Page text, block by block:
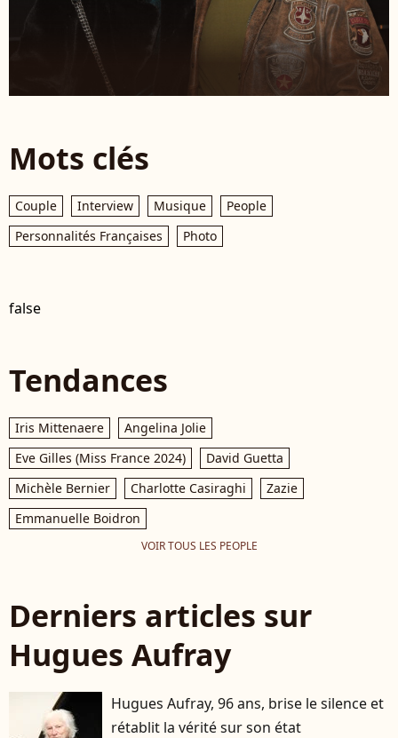
Mots clés
Couple Interview Musique
People
Personnalités Françaises
Photo
false
Tendances
Iris Mittenaere
Angelina Jolie
Eve Gilles (Miss France 2024)
David Guetta
Michèle Bernier
Charlotte Casiraghi
Zazie
Emmanuelle Boidron
VOIR TOUS LES PEOPLE
Derniers articles sur
Hugues Aufray
Hugues Aufray, 96 ans, brise le silence et
rétablit la vérité sur son état